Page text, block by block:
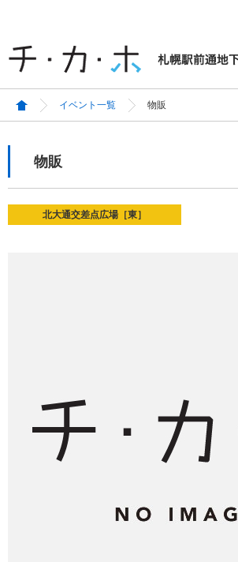
イベント一覧 物販
物販
北大通交差点広場［東］